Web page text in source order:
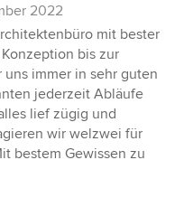
2022
mit bester
bis zur
immer in sehr guten
jederzeit Abläufe
lief zügig und
wir welzwei für
bestem Gewissen zu